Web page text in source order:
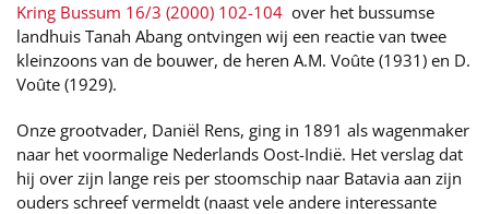
Kring Bussum 16/3 (2000) 102-104 over het bussumse
landhuis Tanah Abang ontvingen wij een reactie van twee
kleinzoons van de bouwer, de heren A.M. Voûte (1931) en D.
Voûte (1929).
Onze grootvader, Daniël Rens, ging in 1891 als wagenmaker
naar het voormalige Nederlands Oost-Indië. Het verslag dat
hij over zijn lange reis per stoomschip naar Batavia aan zijn
ouders schreef vermeldt (naast vele andere interessante